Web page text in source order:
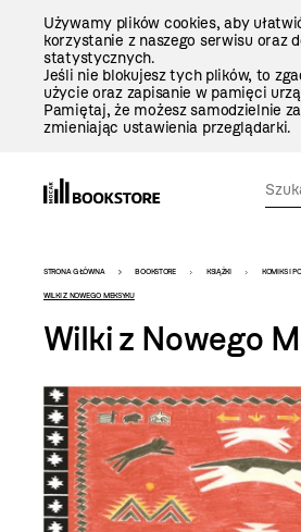
Używamy plików cookies, aby
korzystanie z naszego serwisu oraz
statystycznych.
Jeśli nie blokujesz tych plików, to
użycie oraz zapisanie w pamięci
Pamiętaj, że możesz samodzielnie
zmieniając ustawienia przeglądarki.
Bookstore
-
szablon
STRONA GŁÓWNA BOOKSTORE KSIĄŻKI KOMIKS I
WILKI Z NOWEGO MEKSYKU
Wilki z Nowego